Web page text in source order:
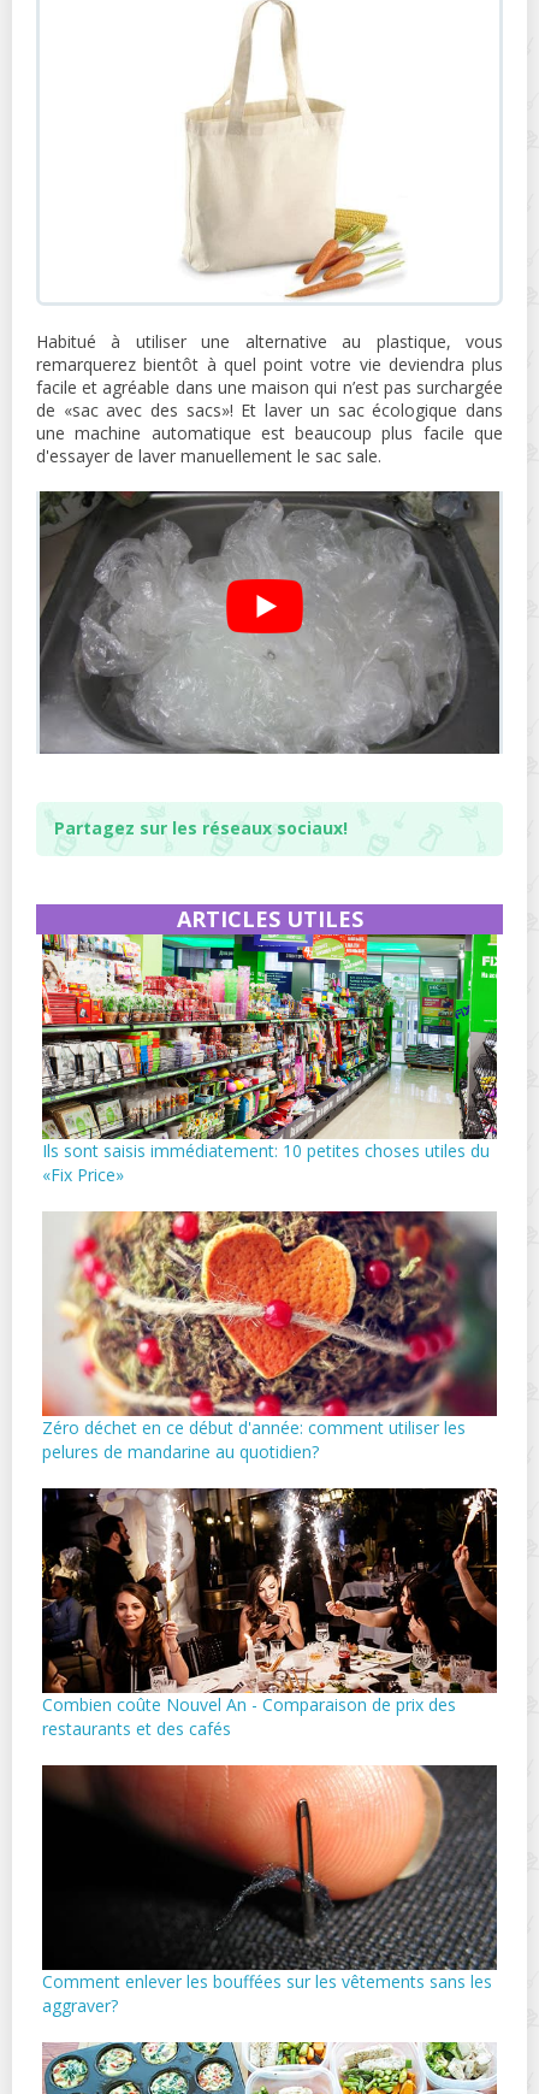
Habitué à utiliser une alternative au plastique, vous
remarquerez bientôt à quel point votre vie deviendra plus
facile et agréable dans une maison qui n’est pas surchargée
de «sac avec des sacs»! Et laver un sac écologique dans
une machine automatique est beaucoup plus facile que
d'essayer de laver manuellement le sac sale.
Partagez sur les réseaux sociaux!
ARTICLES UTILES
Ils sont saisis immédiatement: 10 petites choses utiles du
«Fix Price»
Zéro déchet en ce début d'année: comment utiliser les
pelures de mandarine au quotidien?
Combien coûte Nouvel An - Comparaison de prix des
restaurants et des cafés
Comment enlever les bouffées sur les vêtements sans les
aggraver?